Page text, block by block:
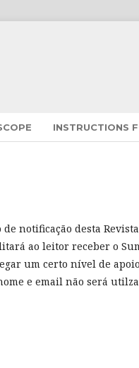
INSTRUCTIONS
notificação desta
ao leitor receber o
um certo nível de
e email não será